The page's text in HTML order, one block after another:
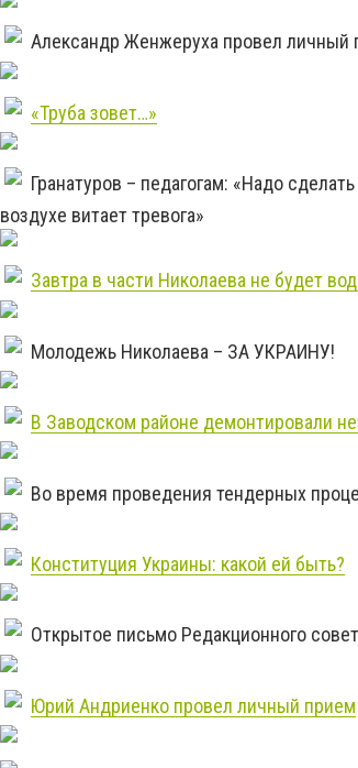
Александр Женжеруха провел личный
«Труба зовет…»
Гранатуров – педагогам: «Надо
воздухе витает тревога»
Завтра в части Николаева не будет
Молодежь Николаева – ЗА УКРАИНУ!
В Заводском районе демонтировали
Во время проведения тендерных
Конституция Украины: какой ей быть?
Открытое письмо Редакционного
Юрий Андриенко провел личный прием